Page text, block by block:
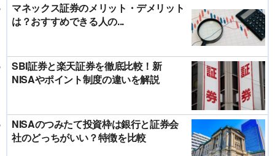
マネックス証券のメリット・デメリット
は？おすすめできる人の...
SBI証券と楽天証券を徹底比較！新
NISAやポイント制度の違いを解説
NISAのつみたて投資枠は銀行と証券会
社のどっちがいい？特徴を比較